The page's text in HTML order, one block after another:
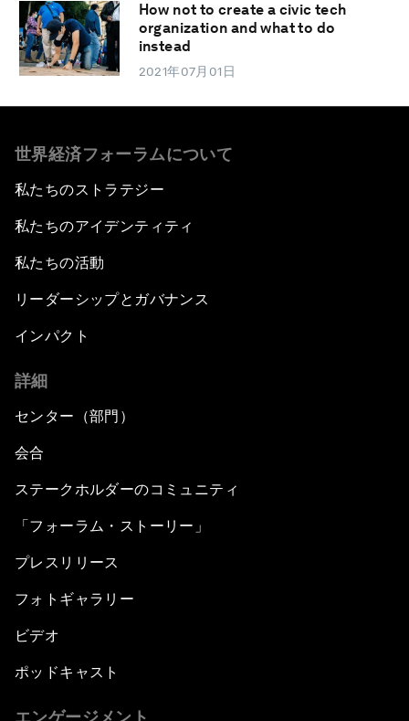
How not to create a civic tech
organization and what to do
instead
2021年07月01日
世界経済フォーラムについて
私たちのストラテジー
私たちのアイデンティティ
私たちの活動
リーダーシップとガバナンス
インパクト
詳細
センター（部門）
会合
ステークホルダーのコミュニティ
「フォーラム・ストーリー」
プレスリリース
フォトギャラリー
ビデオ
ポッドキャスト